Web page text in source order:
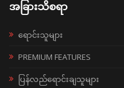
အခြားသိစရာ
ရောင်းသူများ
PREMIUM FEATURES
ပြန်လည်ရောင်းချသူများ